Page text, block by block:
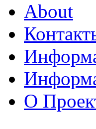
About
О